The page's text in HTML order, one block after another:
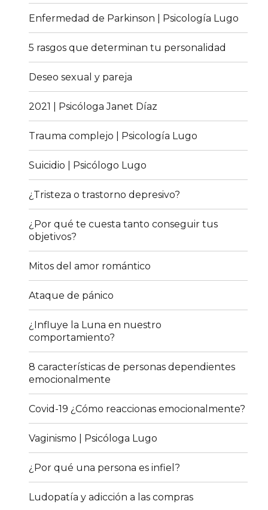
Enfermedad de Parkinson | Psicología Lugo
5 rasgos que determinan tu personalidad
Deseo sexual y pareja
2021 | Psicóloga Janet Díaz
Trauma complejo | Psicología Lugo
Suicidio | Psicólogo Lugo
¿Tristeza o trastorno depresivo?
¿Por qué te cuesta tanto conseguir tus
objetivos?
Mitos del amor romántico
Ataque de pánico
¿Influye la Luna en nuestro
comportamiento?
8 características de personas dependientes
emocionalmente
Covid-19 ¿Cómo reaccionas emocionalmente?
Vaginismo | Psicóloga Lugo
¿Por qué una persona es infiel?
Ludopatía y adicción a las compras